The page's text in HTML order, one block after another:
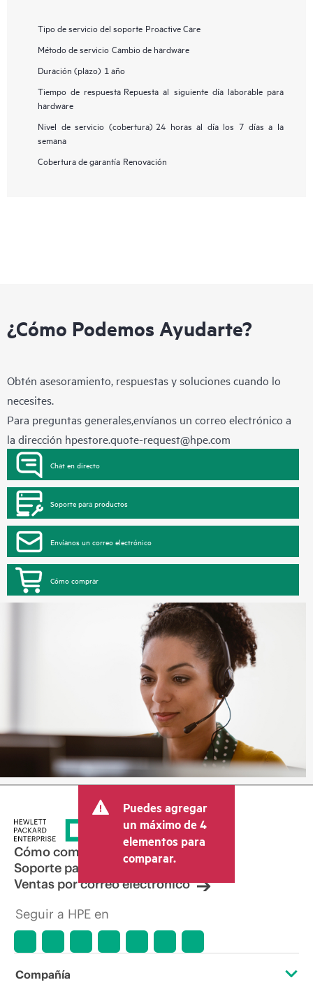
Tipo de servicio del soporte Proactive Care
Método de servicio Cambio de hardware
Duración (plazo) 1 año
Tiempo de respuesta Repuesta al siguiente día laborable para
hardware
Nivel de servicio (cobertura) 24 horas al día los 7 días a la
semana
Cobertura de garantía Renovación
¿Cómo Podemos Ayudarte?
Obtén asesoramiento, respuestas y soluciones cuando lo
necesites.
Para preguntas generales,envíanos un correo electrónico a
la dirección hpestore.quote-request@hpe.com
Chat en directo
Soporte para productos
Envíanos un correo electrónico
Cómo comprar
Puedes agregar
un máximo de 4
elementos para
comparar.
Cómo comprar
Soporte para productos
Ventas por correo electrónico
Seguir a HPE en
Compañía